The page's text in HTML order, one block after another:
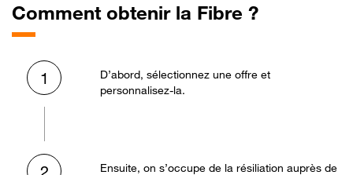
Comment obtenir la Fibre ?
1
D’abord, sélectionnez une offre et
personnalisez-la.
Ensuite, on s’occupe de la résiliation auprès de